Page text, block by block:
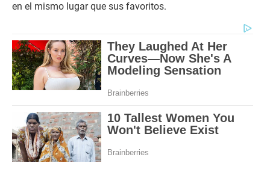
en el mismo lugar que sus favoritos.